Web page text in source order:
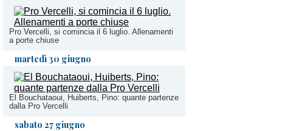
Pro Vercelli, si comincia il 6 luglio. Allenamenti
a porte chiuse
martedì 30 giugno
El Bouchataoui, Huiberts, Pino: quante partenze
dalla Pro Vercelli
sabato 27 giugno